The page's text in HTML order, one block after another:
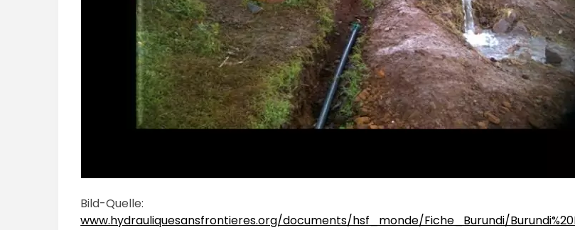
Bild-Quelle:
www.hydrauliquesansfrontieres.org/documents/hsf_monde/Fiche_Burundi/